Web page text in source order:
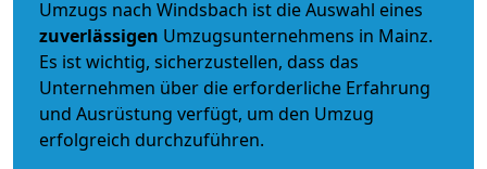
Umzugs nach Windsbach ist die Auswahl eines
zuverlässigen Umzugsunternehmens in Mainz.
Es ist wichtig, sicherzustellen, dass das
Unternehmen über die erforderliche Erfahrung
und Ausrüstung verfügt, um den Umzug
erfolgreich durchzuführen.